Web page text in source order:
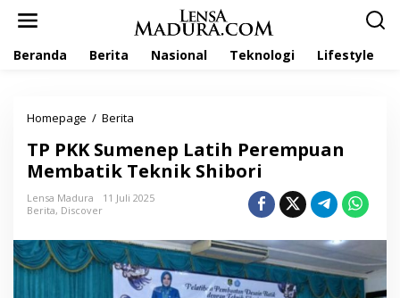
Beranda Berita Nasional Teknologi Lifestyle
Homepage / Berita
P
K
K
S
e
n
e
p
TP PKK Sumenep Latih Perempuan
Membatik Teknik Shibori
Lensa Madura
11 Juli 2025
Berita, Discover